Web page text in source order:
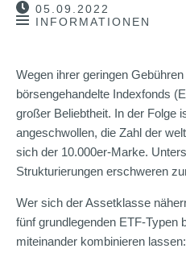
05.09.2022
INFORMATIONEN
Wegen ihrer geringen
börsengehandelte Indexfonds
großer Beliebtheit. In der Folge
angeschwollen, die Zahl der
sich der 10.000er-Marke.
Strukturierungen erschweren
Wer sich der Assetklasse
fünf grundlegenden ETF-Typen
miteinander kombinieren lassen: